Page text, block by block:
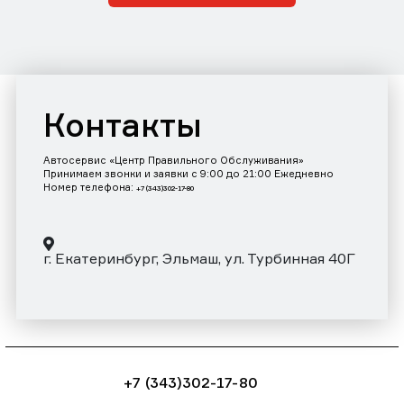
Контакты
Автосервис «Центр Правильного Обслуживания»
Принимаем звонки и заявки с 9:00 до 21:00 Ежедневно
Номер телефона: +7 (343)302-17-80
г. Екатеринбург, Эльмаш, ул. Турбинная 40Г
+7 (343)302-17-80